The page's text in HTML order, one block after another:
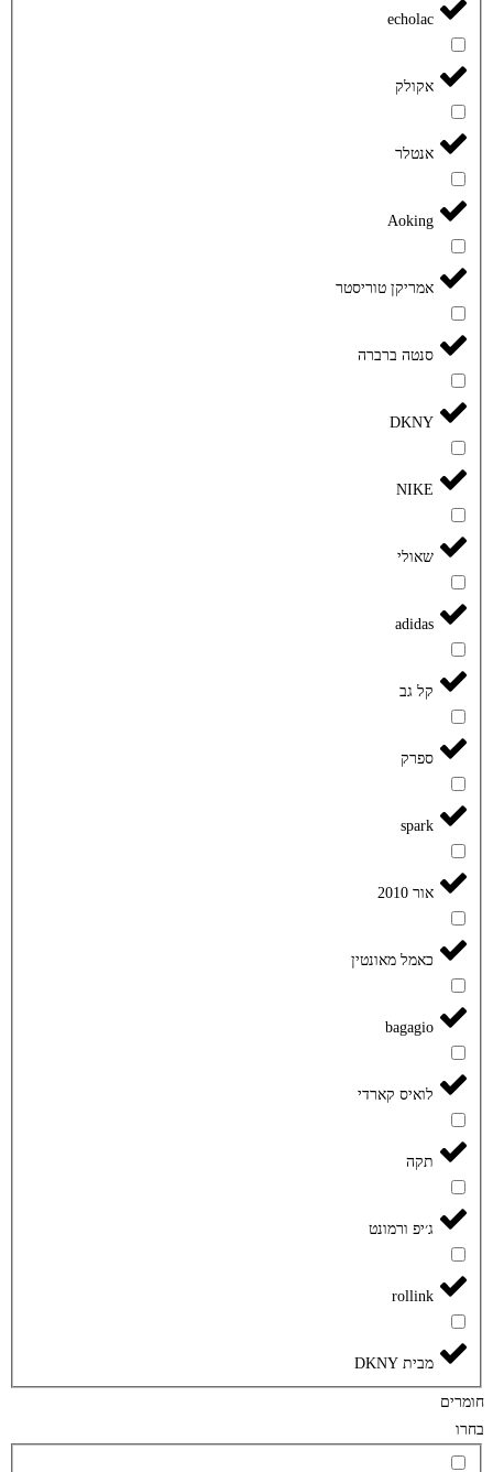
echolac
אקולק
אנטלר
Aoking
אמריקן טוריסטר
סנטה ברברה
DKNY
NIKE
שאולי
adidas
קל גב
ספרק
spark
אור 2010
כאמל מאונטין
bagagio
לואיס קארדי
תקה
ג׳יפ ורמונט
rollink
מבית DKNY
חומרים
בחרו